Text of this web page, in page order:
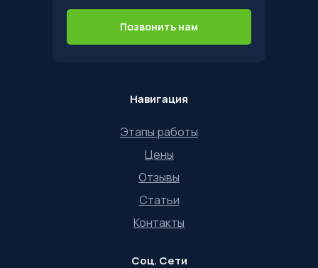
Отзывы
Контакты
Цены
Статьи
Навигация
Этапы работы
Соц. Сети
Позвонить нам